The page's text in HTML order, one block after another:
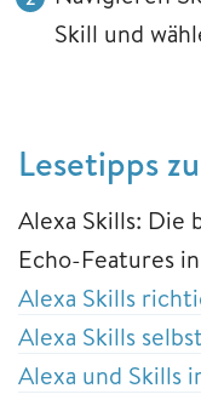
Skill und
Lesetipps
Alexa Skills: Die
Echo-Features
Alexa Skills
Alexa Skills
Alexa und Skills